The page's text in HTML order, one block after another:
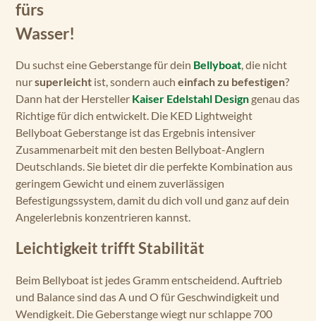
fürs
Wasser!
Du suchst eine Geberstange für dein Bellyboat, die nicht
nursuperleicht ist, sondern auch einfach zu befestigen?
Dann hat der Hersteller Kaiser Edelstahl Design genau das
Richtige für dich entwickelt. Die KED Lightweight
Bellyboat Geberstange ist das Ergebnis intensiver
Zusammenarbeit mit den besten Bellyboat-Anglern
Deutschlands. Sie bietet dir die perfekte Kombination aus
geringem Gewicht und einem zuverlässigen
Befestigungssystem, damit du dich voll und ganz auf dein
Angelerlebnis konzentrieren kannst.
Leichtigkeit trifft Stabilität
Beim Bellyboat ist jedes Gramm entscheidend. Auftrieb
und Balance sind das A und O für Geschwindigkeit und
Wendigkeit. Die Geberstange wiegt nur schlappe 700